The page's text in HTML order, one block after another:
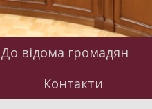
До відома громадян
Контакти